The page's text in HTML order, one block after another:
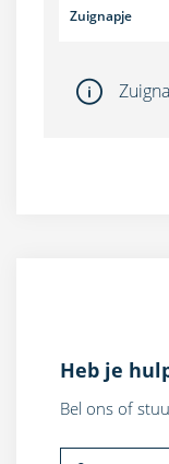
Zuignapje
Heb je
Bel ons of